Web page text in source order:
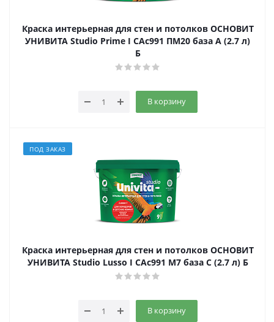
Краска интерьерная для стен и потолков ОСНОВИТ
УНИВИТА Studio Prime I CAс991 ПМ20 база А (2.7 л)
Б
В корзину
ПОД ЗАКАЗ
Краска интерьерная для стен и потолков ОСНОВИТ
УНИВИТА Studio Lusso I САс991 М7 база С (2.7 л) Б
В корзину